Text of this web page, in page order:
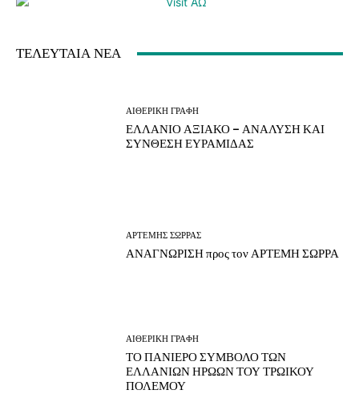
ΤΕΛΕΥΤΑΙΑ ΝΕΑ
ΑΙΘΕΡΙΚΗ ΓΡΑΦΗ
ΕΛΛΑΝΙΟ ΑΞΙΑΚΟ – ΑΝΑΛΥΣΗ ΚΑΙ
ΣΥΝΘΕΣΗ ΕΥΡΑΜΙΔΑΣ
ΑΡΤΕΜΗΣ ΣΩΡΡΑΣ
ΑΝΑΓΝΩΡΙΣΗ προς τον ΑΡΤΕΜΗ ΣΩΡΡΑ
ΑΙΘΕΡΙΚΗ ΓΡΑΦΗ
ΤΟ ΠΑΝΙΕΡΟ ΣΥΜΒΟΛΟ ΤΩΝ
ΕΛΛΑΝΙΩΝ ΗΡΩΩΝ ΤΟΥ ΤΡΩΙΚΟΥ
ΠΟΛΕΜΟΥ